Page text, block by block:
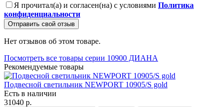
Я прочитал(а) и согласен(на) с условиями Политика
конфиденциальности
Отправить свой отзыв
Нет отзывов об этом товаре.
Посмотреть все товары серии 10900 ДИАНА
Рекомендуемые товары
Подвесной светильник NEWPORT 10905/S gold
Есть в наличии
31040 р.